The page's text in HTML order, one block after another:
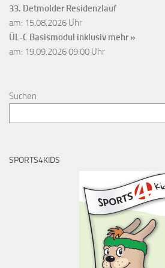
33. Detmolder Residenzlauf
am: 15.08.2026 Uhr
ÜL-C Basismodul inklusiv mehr »
am: 19.09.2026 09:00 Uhr
Suchen
SPORTS4KIDS